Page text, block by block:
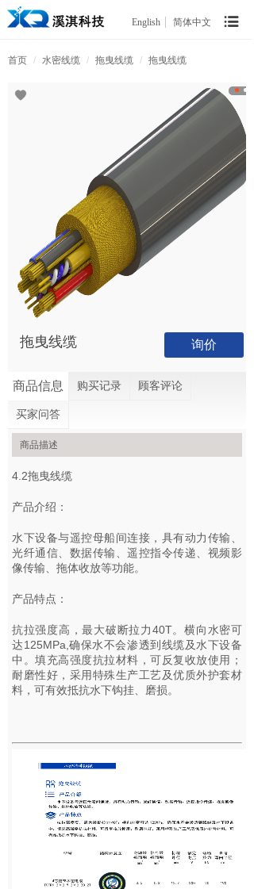
English 简体中文
首页 / 水密线缆 / 拖曳线缆 / 拖曳线缆
拖曳线缆
商品信息 购买记录 顾客评论
买家问答
商品描述
4.2拖曳线缆
产品介绍：
水下设备与遥控母船间连接，具有动力传输、
光纤通信、数据传输、遥控指令传递、视频影
像传输、拖体收放等功能。
产品特点：
抗拉强度高，最大破断拉力40T。横向水密可
达125MPa,确保水不会渗透到线缆及水下设备
中。填充高强度抗拉材料，可反复收放使用；
耐磨性好，采用特殊生产工艺及优质外护套材
料，可有效抵抗水下钩挂、磨损。
询价